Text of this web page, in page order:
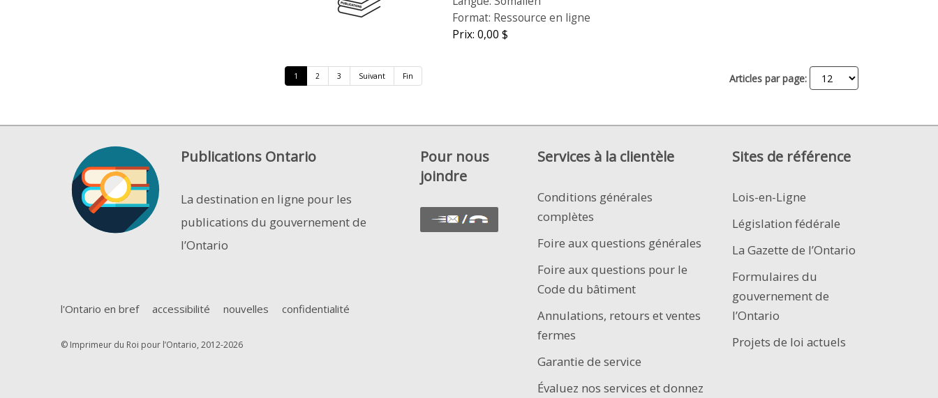
Format: Ressource en ligne
Prix: 0,00 $
1 2 3 Suivant Fin Articles par page:
Publications Ontario
La destination en ligne pour les
publications du gouvernement de
l’Ontario
l'Ontario en bref accessibilité nouvelles confidentialité
© Imprimeur du Roi pour l’Ontario, 2012-2026
Pour nous
joindre
Services à la clientèle
Conditions générales
complètes
Foire aux questions générales
Foire aux questions pour le
Code du bâtiment
Annulations, retours et ventes
fermes
Garantie de service
Évaluez nos services et donnez
Sites de référence
Lois-en-Ligne
Législation fédérale
La Gazette de l’Ontario
Formulaires du
gouvernement de
l’Ontario
Projets de loi actuels